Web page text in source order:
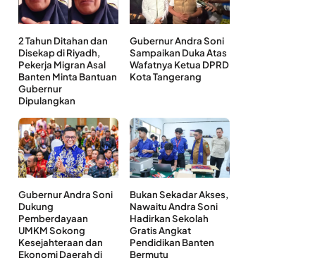
2 Tahun Ditahan dan
Disekap di Riyadh,
Pekerja Migran Asal
Banten Minta Bantuan
Gubernur
Dipulangkan
Gubernur Andra Soni
Sampaikan Duka Atas
Wafatnya Ketua DPRD
Kota Tangerang
Gubernur Andra Soni
Dukung
Pemberdayaan
UMKM Sokong
Kesejahteraan dan
Ekonomi Daerah di
Bukan Sekadar Akses,
Nawaitu Andra Soni
Hadirkan Sekolah
Gratis Angkat
Pendidikan Banten
Bermutu